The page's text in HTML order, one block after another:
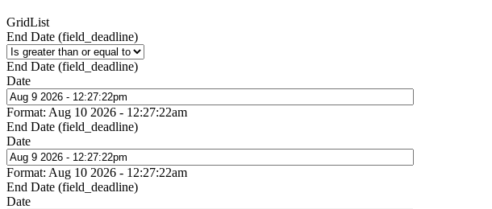
GridList
End Date (field_deadline)
End Date (field_deadline)
Date
Format: Aug 10 2026 - 12:27:22am
End Date (field_deadline)
Date
Format: Aug 10 2026 - 12:27:22am
End Date (field_deadline)
Date